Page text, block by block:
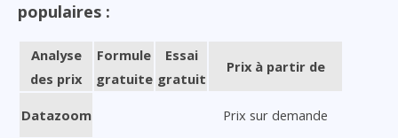
populaires :
Analyse
des prix
Formule
gratuite
Essai
gratuit
Prix à partir de
Datazoom Prix sur demande